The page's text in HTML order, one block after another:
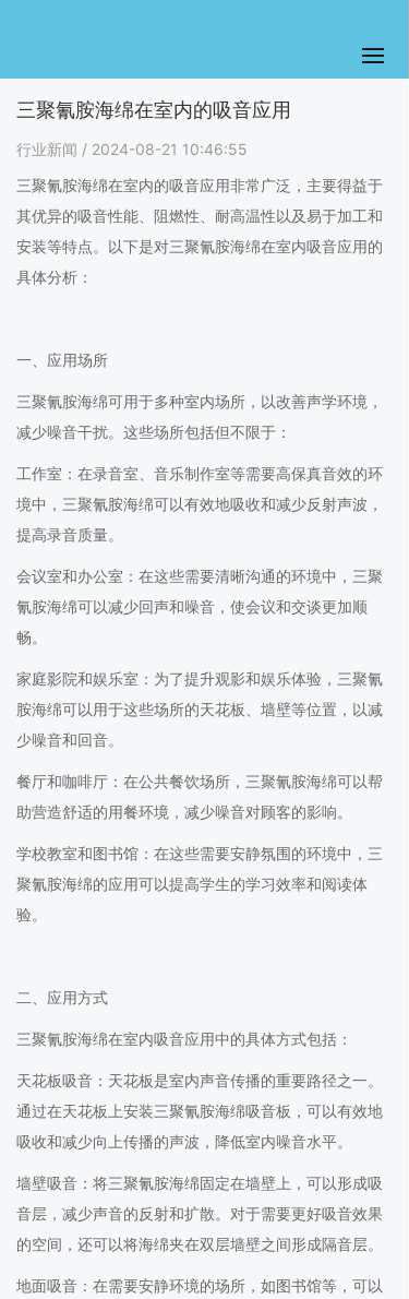
三聚氰胺海绵在室内的吸音应用
行业新闻 / 2024-08-21 10:46:55
三聚氰胺海绵在室内的吸音应用非常广泛，主要得益于
其优异的吸音性能、阻燃性、耐高温性以及易于加工和
安装等特点。以下是对三聚氰胺海绵在室内吸音应用的
具体分析：
一、应用场所
三聚氰胺海绵可用于多种室内场所，以改善声学环境，
减少噪音干扰。这些场所包括但不限于：
工作室：在录音室、音乐制作室等需要高保真音效的环
境中，三聚氰胺海绵可以有效地吸收和减少反射声波，
提高录音质量。
会议室和办公室：在这些需要清晰沟通的环境中，三聚
氰胺海绵可以减少回声和噪音，使会议和交谈更加顺
畅。
家庭影院和娱乐室：为了提升观影和娱乐体验，三聚氰
胺海绵可以用于这些场所的天花板、墙壁等位置，以减
少噪音和回音。
餐厅和咖啡厅：在公共餐饮场所，三聚氰胺海绵可以帮
助营造舒适的用餐环境，减少噪音对顾客的影响。
学校教室和图书馆：在这些需要安静氛围的环境中，三
聚氰胺海绵的应用可以提高学生的学习效率和阅读体
验。
二、应用方式
三聚氰胺海绵在室内吸音应用中的具体方式包括：
天花板吸音：天花板是室内声音传播的重要路径之一。
通过在天花板上安装三聚氰胺海绵吸音板，可以有效地
吸收和减少向上传播的声波，降低室内噪音水平。
墙壁吸音：将三聚氰胺海绵固定在墙壁上，可以形成吸
音层，减少声音的反射和扩散。对于需要更好吸音效果
的空间，还可以将海绵夹在双层墙壁之间形成隔音层。
地面吸音：在需要安静环境的场所，如图书馆等，可以